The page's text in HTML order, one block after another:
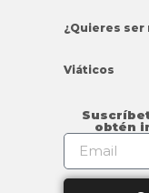
¿Quieres
Viáticos
obtén